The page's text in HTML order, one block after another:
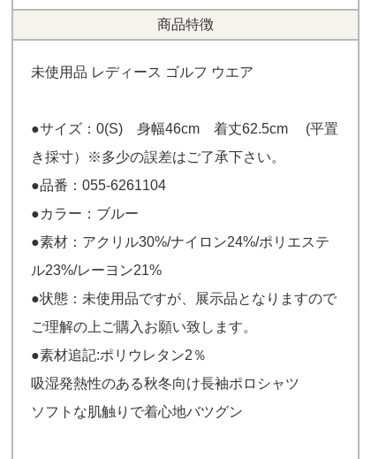
商品特徴
未使用品 レディース ゴルフ ウエア
●サイズ：0(S) 身幅46cm 着丈62.5cm (平置
き採寸）※多少の誤差はご了承下さい。
●品番：055-6261104
●カラー：ブルー
●素材：アクリル30%/ナイロン24%/ポリエステ
ル23%/レーヨン21%
●状態：未使用品ですが、展示品となりますので
ご理解の上ご購入お願い致します。
●素材追記:ポリウレタン2％
吸湿発熱性のある秋冬向け長袖ポロシャツ
ソフトな肌触りで着心地バツグン